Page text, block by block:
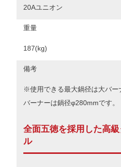
20Aユニオン
重量
187(kg)
備考
※使用できる最大鍋径は大バ
バーナーは鍋径φ280mmです。
全面五徳を採用した高
ル